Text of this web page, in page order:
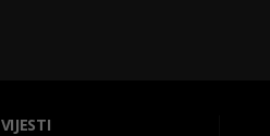
VIJESTI